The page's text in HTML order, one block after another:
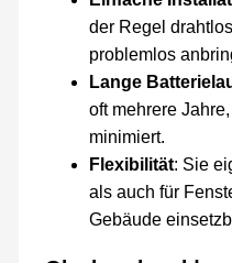
der Regel
problemlos
Lange
oft mehrere
minimiert.
Flexibilität: Sie
als auch für
Gebäude